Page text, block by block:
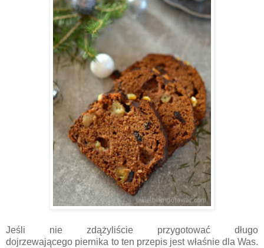
Jeśli nie zdążyliście przygotować długo
dojrzewającego piernika to ten przepis jest właśnie dla Was.